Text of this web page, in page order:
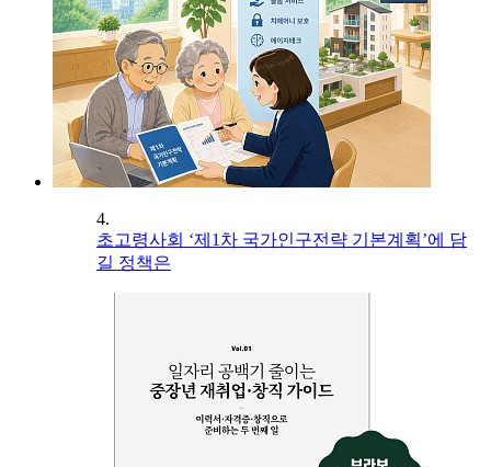
4.
초고령사회 ‘제1차 국가인구전략 기본계획’에 담
길 정책은